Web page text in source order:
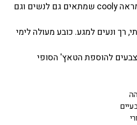
כובע גרב משודרג, במראה cooly שמתאים גם לנשים וגם
רך ונעים למגע. כובע מעולה לימי
צבעים להוספת הטאץ' הסופי